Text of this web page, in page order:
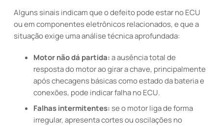
Alguns sinais indicam que o defeito pode estar no ECU
ou em componentes eletrônicos relacionados, e que a
situação exige uma análise técnica aprofundada:
Motor não dá partida:a ausência total de
resposta do motor ao girar a chave, principalmente
após checagens básicas como estado da bateria e
conexões, pode indicar falha no ECU.
Falhas intermitentes:se o motor liga de forma
irregular, apresenta cortes ou oscilações no